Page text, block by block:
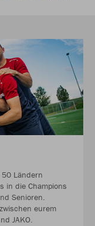
Ländern
in die Champions
Senioren.
eurem
JAKO.